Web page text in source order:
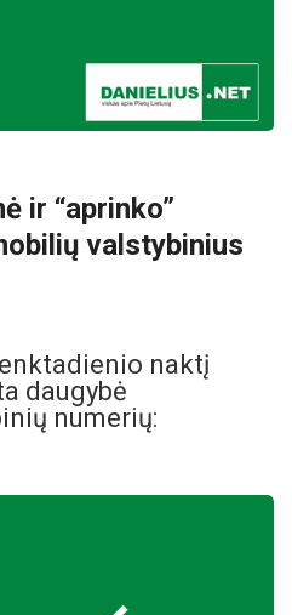
ir “aprinko”
valstybinius
naktį
daugybė
numerių: